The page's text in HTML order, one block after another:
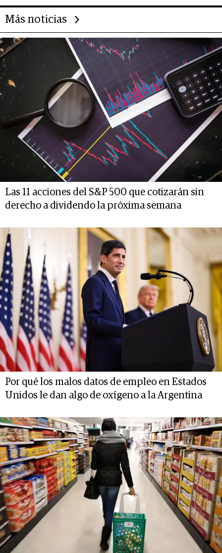
Más noticias
Las 11 acciones del S&P 500 que cotizarán sin
derecho a dividendo la próxima semana
Por qué los malos datos de empleo en Estados
Unidos le dan algo de oxígeno a la Argentina